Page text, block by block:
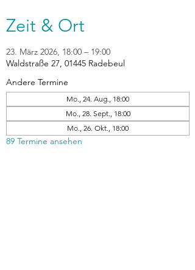
Zeit & Ort
23. März 2026, 18:00 – 19:00
Waldstraße 27, 01445 Radebeul
Andere Termine
Mo., 24. Aug., 18:00
Mo., 28. Sept., 18:00
Mo., 26. Okt., 18:00
89 Termine ansehen